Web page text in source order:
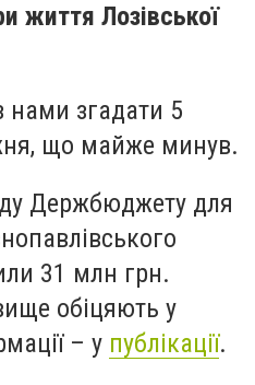
життя Лозівської
нами згадати 5
що майже минув.
Держбюджету для
31 млн грн.
обіцяють у
– у публікації.